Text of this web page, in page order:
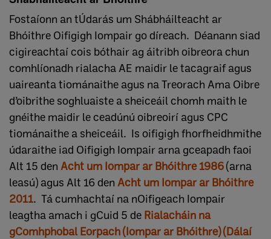
Fostaíonn an tÚdarás um Shábháilteacht ar
Bhóithre Oifigigh Iompair go díreach. Déanann siad
cigireachtaí cois bóthair ag áitribh oibreora chun
comhlíonadh rialacha AE maidir le tacagraif agus
uaireanta tiománaithe agus na Treorach Ama Oibre
d’oibrithe soghluaiste a sheiceáil chomh maith le
gnéithe maidir le ceadúnú oibreoirí agus CPC
tiománaithe a sheiceáil. Is oifigigh fhorfheidhmithe
údaraithe iad Oifigigh Iompair arna gceapadh faoi
Alt 15 den Acht um Iompar ar Bhóithre 1986​(arna
leasú) agus Alt 16 den Acht um Iompar ar Bhóithre
2011​. Tá cumhachtaí na nOifigeach Iompair
leagtha amach i gCuid 5 de Rialacháin na
gComhphobal Eorpach (Iompar ar Bhóithre) (Dálaí